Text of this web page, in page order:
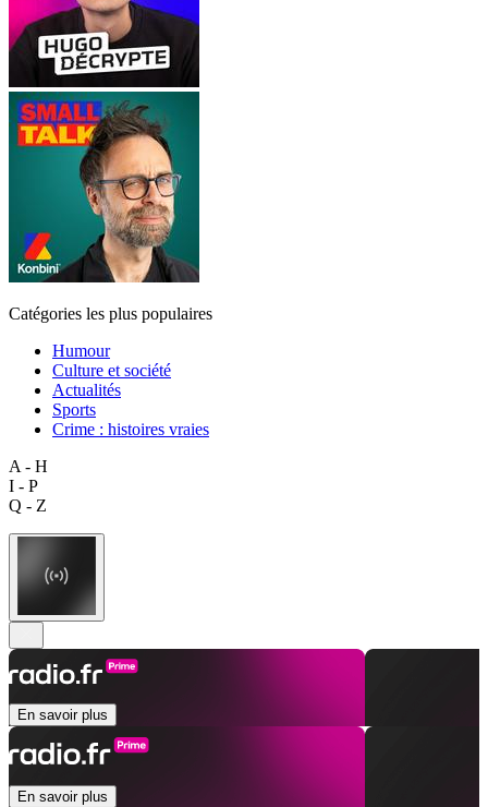
Catégories les plus populaires
Humour
Culture et société
Actualités
Sports
Crime : histoires vraies
A - H
I - P
Q - Z
En savoir plus
En savoir plus